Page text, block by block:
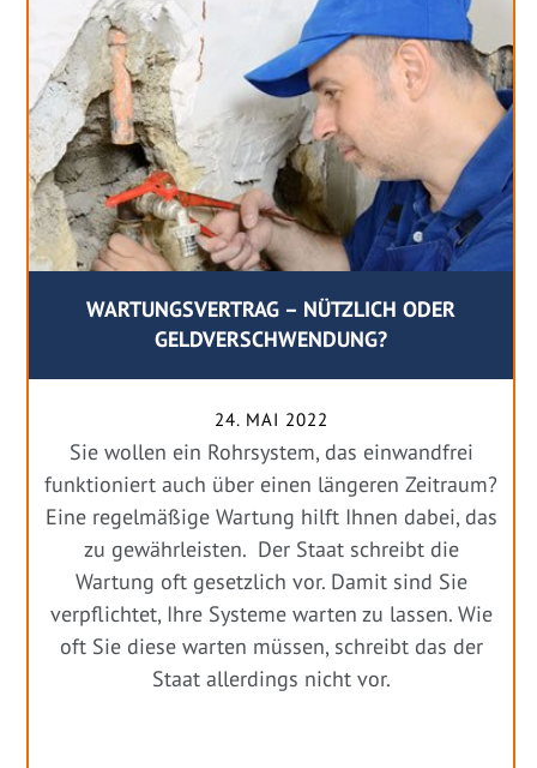
WARTUNGSVERTRAG – NÜTZLICH ODER
GELDVERSCHWENDUNG?
24. MAI 2022
Sie wollen ein Rohrsystem, das einwandfrei
funktioniert auch über einen längeren Zeitraum?
Eine regelmäßige Wartung hilft Ihnen dabei, das
zu gewährleisten. Der Staat schreibt die
Wartung oft gesetzlich vor. Damit sind Sie
verpflichtet, Ihre Systeme warten zu lassen. Wie
oft Sie diese warten müssen, schreibt das der
Staat allerdings nicht vor.